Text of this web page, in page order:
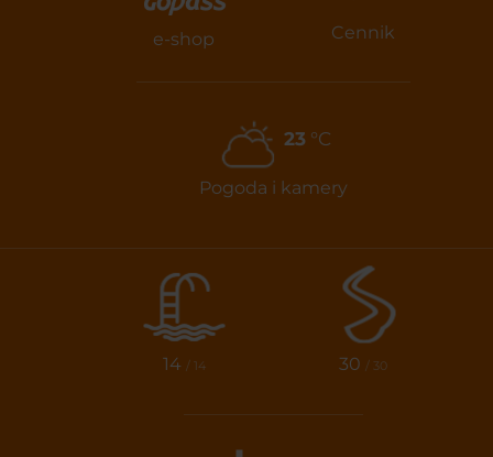
e-shop Cennik
23°C
Pogoda i kamery
14 / 14 30 / 30